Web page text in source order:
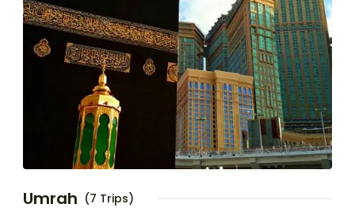
Umrah (7 Trips)